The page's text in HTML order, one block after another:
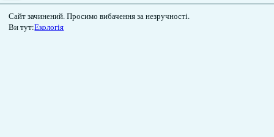
Сайт зачинений. Просимо вибачення за незручності.
Ви тут:Екологія